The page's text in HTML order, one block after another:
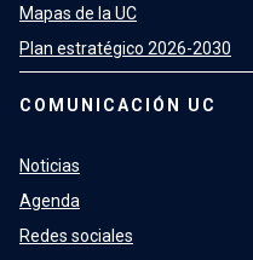
Mapas de la UC
Plan estratégico 2026-2030
COMUNICACIÓN UC
Noticias
Agenda
Redes sociales